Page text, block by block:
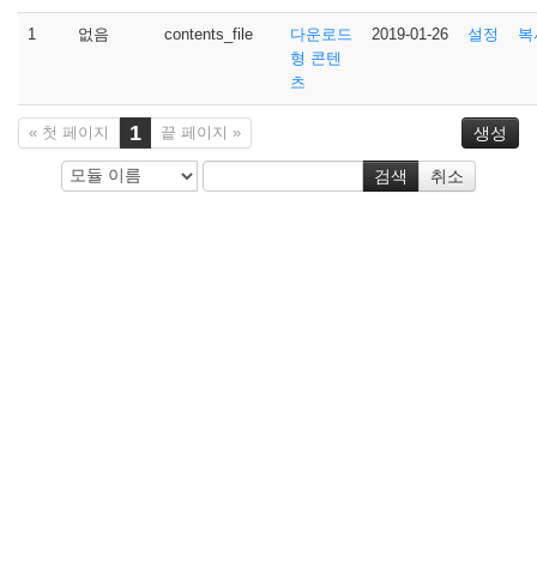
1 없음 contents_file
다운로드
형 콘텐
츠
2019-01-26 설정 복
« 첫 페이지 1 끝 페이지 » 생성
검색 취소